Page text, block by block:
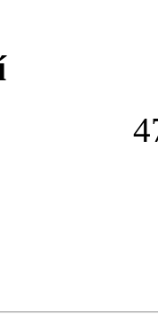
4